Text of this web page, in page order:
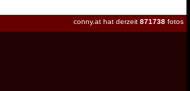
conny.at hat derzeit 871738 fotos